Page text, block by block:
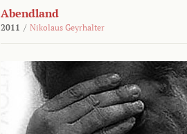
Abendland
2011 / Nikolaus Geyrhalter